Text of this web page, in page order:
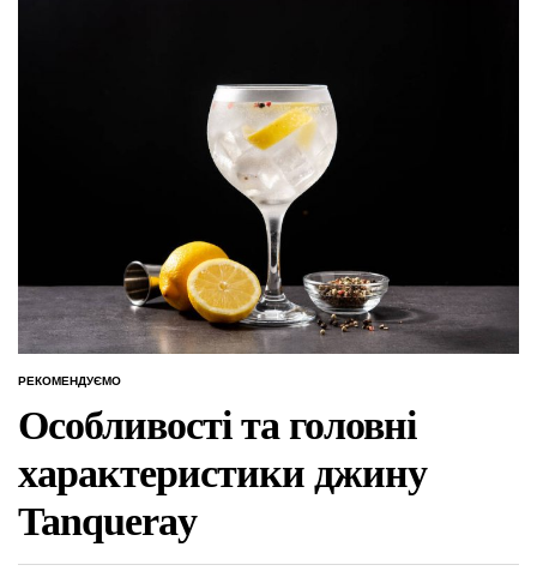
ОПУБЛІКУВАТИ
РЕКОМЕНДУЄМО
Особливості та головні
характеристики джину
Tanqueray